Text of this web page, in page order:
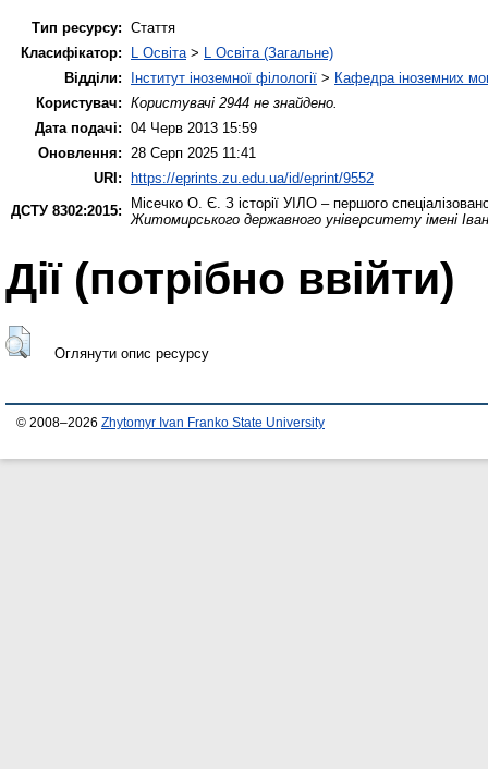
Тип ресурсу: Стаття
Класифікатор:
L Освіта > L Освіта (Загальне)
Відділи:
Інститут іноземної філології > Кафедра іноземних
Користувач: Користувачі 2944 не знайдено.
Дата подачі: 04 Черв 2013 15:59
Оновлення:
28 Серп 2025 11:41
URI: https://eprints.zu.edu.ua/id/eprint/9552
ДСТУ 8302:2015:
Місечко О. Є. З історії УІЛО – першого
Житомирського державного університету імені
Дії ​​(потрібно ввійти)
Оглянути опис ресурсу
© 2008–2026 Zhytomyr Ivan Franko State University